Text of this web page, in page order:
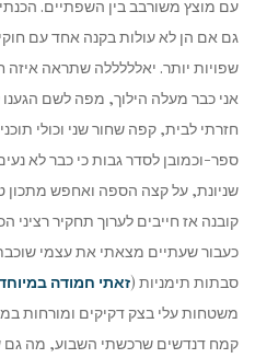
עם מוצץ משורבב בין השפתיים.
גם אם הן לא עולות בקנה אחד עם
שפויות יותר. יאלללללה שתראה איזה
אני כבר מעלה הילוך, מפה לשם
חזרתי לבית, קפה שחור שני וכולי
ספר-וכמובן לסדר גבות כי כבר לא
שניונת, על קצה הספה ואחפש מתכון
קובנה אז חייבים לערוך תחקיר רציני
כעבור שעתיים מצאתי את עצמי
סבתות תימניות (זאתי חמודה במיוחד,
קמח דנדשים שרכשתי השבוע, מה